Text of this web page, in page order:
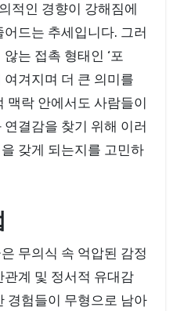
적인 경향이 강해짐에
드는 추세입니다. 그러
는 접촉 형태인 ‘포
여겨지며 더 큰 의미를
맥락 안에서도 사람들이
결감을 찾기 위해 이러
갖게 되는지를 고민하
무의식 속 억압된 감정
계 및 정서적 유대감
경험들이 무형으로 남아